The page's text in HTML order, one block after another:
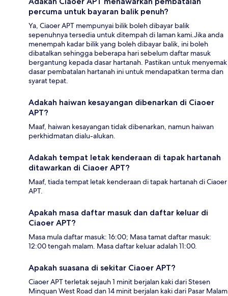
percuma untuk bayaran balik penuh?
Ya, Ciaoer APT mempunyai bilik boleh dibayar balik
sepenuhnya tersedia untuk ditempah di laman kami.Jika anda
menempah kadar bilik yang boleh dibayar balik, ini boleh
dibatalkan sehingga beberapa hari sebelum daftar masuk
bergantung kepada dasar hartanah. Pastikan untuk menyemak
dasar pembatalan hartanah ini untuk mendapatkan terma dan
syarat tepat.
Adakah haiwan kesayangan dibenarkan di Ciaoer
APT?
Maaf, haiwan kesayangan tidak dibenarkan, namun haiwan
perkhidmatan dialu-alukan.
Adakah tempat letak kenderaan di tapak hartanah
ditawarkan di Ciaoer APT?
Maaf, tiada tempat letak kenderaan di tapak hartanah di Ciaoer
APT.
Apakah masa daftar masuk dan daftar keluar di
Ciaoer APT?
Masa mula daftar masuk: 16:00; Masa tamat daftar masuk:
12:00 tengah malam. Masa daftar keluar adalah 11:00.
Apakah suasana di sekitar Ciaoer APT?
Ciaoer APT terletak sejauh 1 minit berjalan kaki dari Stesen
Minquan West Road dan 14 minit berjalan kaki dari Pasar Malam